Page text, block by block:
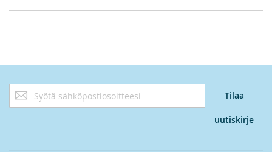
Tilaa
uutiskirjeemme:
Tilaa
uutiskirje